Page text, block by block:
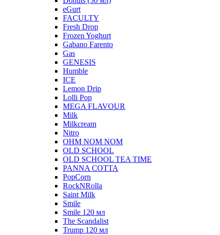
eGurt
FACULTY
Fresh Drop
Frozen Yoghurt
Gabano Farento
Gas
GENESIS
Humble
ICE
Lemon Drip
Lolli Pop
MEGA FLAVOUR
Milk
Milkcream
Nitro
OHM NOM NOM
OLD SCHOOL
OLD SCHOOL TEA TIME
PANNA COTTA
PopCorn
RockNRolla
Saint Milk
Smile
Smile 120 мл
The Scandalist
Trump 120 мл